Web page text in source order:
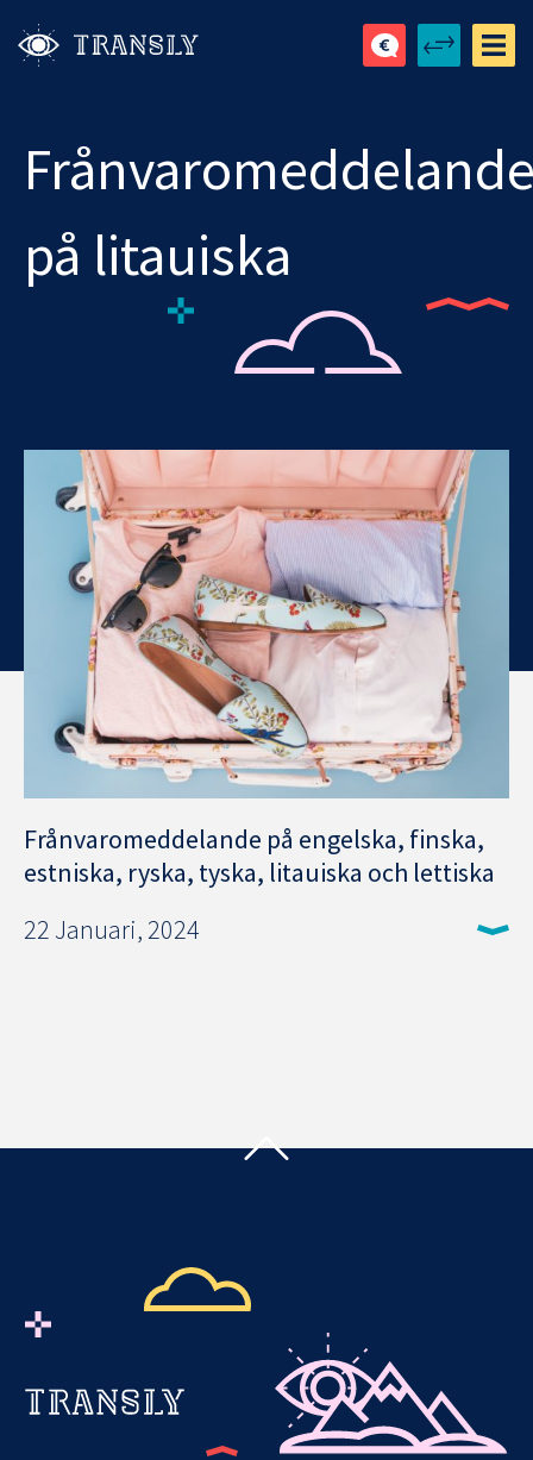
på litauiska
Frånvaromeddelande på engelska, finska,
estniska, ryska, tyska, litauiska och lettiska
22 Januari, 2024